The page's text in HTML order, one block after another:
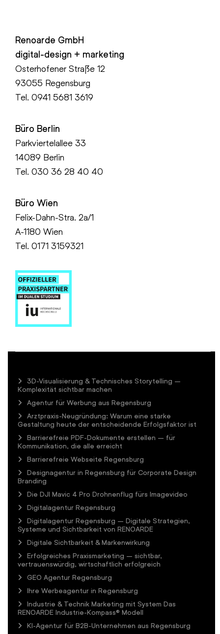
Renoarde GmbH
digital-design + marketing
Osterhofener Straße 12
93055 Regensburg
Tel.0941 5681 3619
Büro Berlin
Parkviertelallee 33
14089 Berlin
Tel.030 36 28 40 40
Büro Wien
Felix-Dahn-Stra. 2a/1
A-1180 Wien
Tel. 0171 3159321
3D-Visualisierung & Technisches Storytelling –
Komplexität sichtbar machen
Agentur für Werbung aus Regensburg
Arztpraxis-Neugründung: Warum eine starke
Gestaltung heute der entscheidende Erfolgsfaktor ist
Barrierefreie PDF-Dokumente erstellen – für
Kommunikation, die alle erreicht
Barrierefreie Webseite Regensburg
Designagentur in Regensburg für Corporate Design
Branding
Die DJI Mavic 4 Pro Drohnenflug fürs Imagevideo
Digitalagentur Regensburg
Digitalagentur Regensburg – Digitale Strategien,
Systeme und Sichtbarkeit von RENOARDE
Digitale Sichtbarkeit & Markenwirkung
Erfolgreiches Praxismarketing – sichtbar,
vertrauenswürdig, wirtschaftlich erfolgreich
GEO Agentur Regensburg
Ihre Werbeagentur in Regensburg
Industrie & Technik Marketing mit System Das
RENOARDE Industrie-Kompass® Modell
KI-Agentur für B2B-Unternehmen aus Regensburg